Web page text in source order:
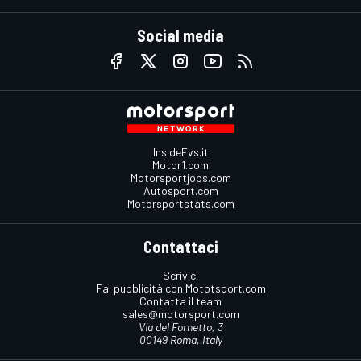
Social media
InsideEvs.it
Motor1.com
Motorsportjobs.com
Autosport.com
Motorsportstats.com
Contattaci
Scrivici
Fai pubblicità con Mototsport.com
Contatta il team
sales@motorsport.com
Via del Fornetto, 3
00149 Roma, Italy